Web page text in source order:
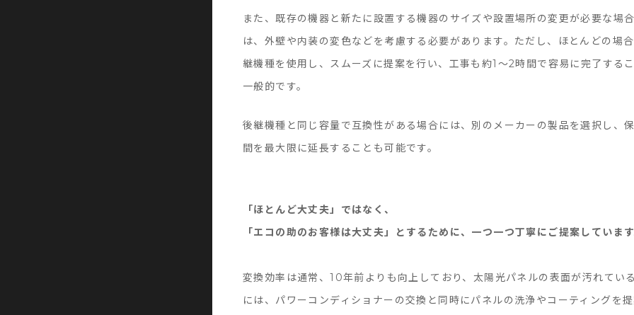
また、既存の機器と新たに設置する機器のサイズや設置場所の変更が必要な場
は、外壁や内装の変色などを考慮する必要があります。ただし、ほとんどの場
継機種を使用し、スムーズに提案を行い、工事も約1〜2時間で容易に完了する
一般的です。
後継機種と同じ容量で互換性がある場合には、別のメーカーの製品を選択し、
間を最大限に延長することも可能です。
「ほとんど大丈夫」ではなく、
「エコの助のお客様は大丈夫」とするために、一つ一つ丁寧にご提案しています
変換効率は通常、10年前よりも向上しており、太陽光パネルの表面が汚れてい
には、パワーコンディショナーの交換と同時にパネルの洗浄やコーティングを